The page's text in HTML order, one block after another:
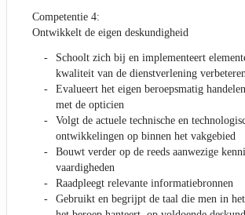
Competentie 4:
Ontwikkelt de eigen deskundigheid
Schoolt zich bij en implementeert
kwaliteit van de dienstverlening
Evalueert het eigen beroepsmatig
met de opticien
Volgt de actuele technische en
ontwikkelingen op binnen het vakgebied
Bouwt verder op de reeds aanwezige
vaardigheden
Raadpleegt relevante informatiebronnen
Gebruikt en begrijpt de taal die men in